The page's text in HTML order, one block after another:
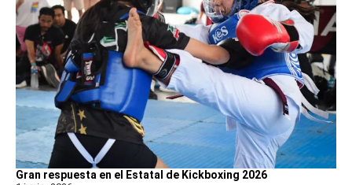
Gran respuesta en el Estatal de Kickboxing 2026